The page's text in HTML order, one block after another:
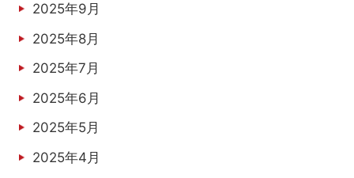
2025年9月
2025年8月
2025年7月
2025年6月
2025年5月
2025年4月